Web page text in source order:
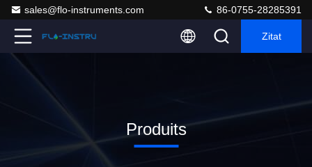
sales@flo-instruments.com 86-0755-28285391
Zitat
Produits